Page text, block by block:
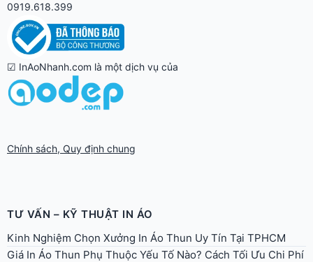
0919.618.399
☑ InAoNhanh.com là một dịch vụ của
Chính sách, Quy định chung
TƯ VẤN – KỸ THUẬT IN ÁO
Kinh Nghiệm Chọn Xưởng In Áo Thun Uy Tín Tại TPHCM
Giá In Áo Thun Phụ Thuộc Yếu Tố Nào? Cách Tối Ưu Chi Phí